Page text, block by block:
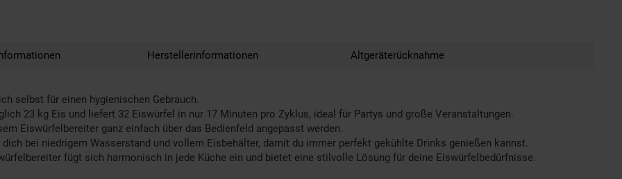
Herstellerinformationen Altgeräterücknahme
selbst für einen hygienischen Gebrauch.
23 kg Eis und liefert 32 Eiswürfel in nur 17 Minuten pro Zyklus, ideal für Partys und große Veranstaltungen.
Eiswürfelbereiter ganz einfach über das Bedienfeld angepasst werden.
dich bei niedrigem Wasserstand und vollem Eisbehälter, damit du immer perfekt gekühlte Drinks genießen kannst.
fügt sich harmonisch in jede Küche ein und bietet eine stilvolle Lösung für deine Eiswürfelbedürfnisse.